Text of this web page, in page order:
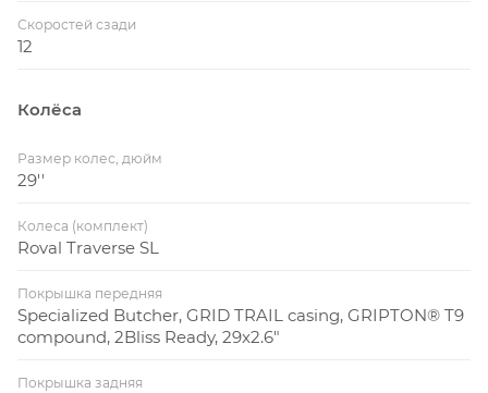
Скоростей сзади
12
Колёса
Размер колес, дюйм
29''
Колеса (комплект)
Roval Traverse SL
Покрышка передняя
Specialized Butcher, GRID TRAIL casing, GRIPTON® T9
compound, 2Bliss Ready, 29x2.6"
Покрышка задняя